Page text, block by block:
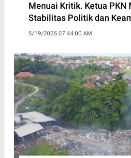
Menuai Kritik. Ketua PKN
Stabilitas Politik dan
5/19/2025 07:44:00 AM